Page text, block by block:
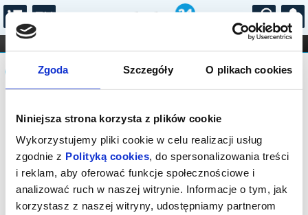
Zgoda Szczegóły O plikach cookies
Niniejsza strona korzysta z plików cookie
Wykorzystujemy pliki cookie w celu realizacji usług
zgodnie z Polityką cookies, do spersonalizowania treści
i reklam, aby oferować funkcje społecznościowe i
analizować ruch w naszej witrynie. Informacje o tym, jak
korzystasz z naszej witryny, udostępniamy partnerom
...
FILHARMONIA OPERA I BALET
STAND-UP
DLA DZIECI
Komunikat
Sprzedaż biletów na niniejsze
wydarzenie została zakończona. Zapytaj
w Kasie instytucji o dostępność biletów
na wydarzenie.